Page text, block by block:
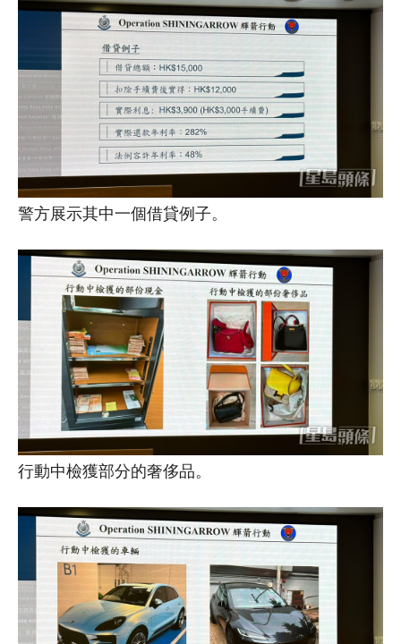
警方展示其中一個借貸例子。
行動中檢獲部分的奢侈品。